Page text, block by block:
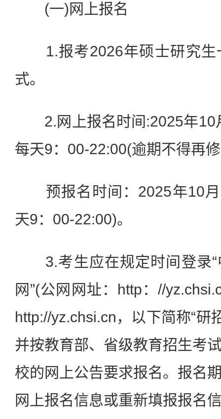
(一)网上报名
1.报考2026年硕士研究生
式。
2.网上报名时间:2025年10
每天9：00-22:00(逾期不得再
预报名时间：2025年10月
天9：00-22:00)。
3.考生应在规定时间登录“
网”(公网网址：http：//
http://yz.chsi.cn，以下简称“研
并按教育部、省级教育招生考
校的网上公告要求报名。报名
网上报名信息或重新填报报名